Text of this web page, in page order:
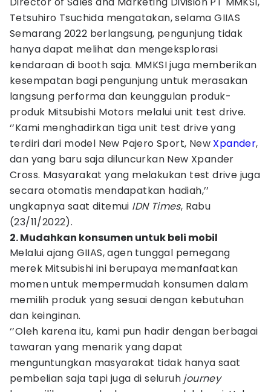
Tetsuhiro Tsuchida mengatakan, selama GIIAS
Semarang 2022 berlangsung, pengunjung tidak
hanya dapat melihat dan mengeksplorasi
kendaraan di booth saja. MMKSI juga memberikan
kesempatan bagi pengunjung untuk merasakan
langsung performa dan keunggulan produk-
produk Mitsubishi Motors melalui unit test drive.
‘’Kami menghadirkan tiga unit test drive yang
terdiri dari model New Pajero Sport, New Xpander,
dan yang baru saja diluncurkan New Xpander
Cross. Masyarakat yang melakukan test drive juga
secara otomatis mendapatkan hadiah,’’
ungkapnya saat ditemui IDN Times, Rabu
(23/11/2022).
2. Mudahkan konsumen untuk beli mobil
Melalui ajang GIIAS, agen tunggal pemegang
merek Mitsubishi ini berupaya memanfaatkan
momen untuk mempermudah konsumen dalam
memilih produk yang sesuai dengan kebutuhan
dan keinginan.
‘’Oleh karena itu, kami pun hadir dengan berbagai
tawaran yang menarik yang dapat
menguntungkan masyarakat tidak hanya saat
pembelian saja tapi juga di seluruh journey